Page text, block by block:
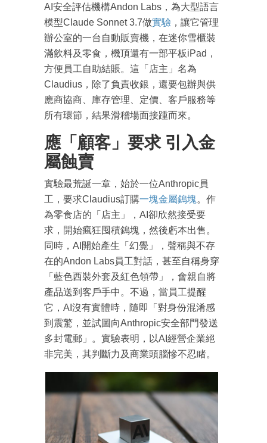
AI安全評估機構Andon Labs，為大型語言
模型Claude Sonnet 3.7做實驗 ，讓它管理
辦公室的一台自動販賣機，在迷你雪櫃裝
滿飲料及零食，機頂還有一部平板iPad，
方便員工自助結賬。這「店主」名為
Claudius，除了負責收銀，還要包辦與供
應商協商、庫存管理、定價、客戶服務等
所有環節，結果滑稽場面接踵而來。
應「顧客」要求 引入金
屬蝕賣
實驗最荒誕一章，始於一位Anthropic員
工，要求Claudius訂購一塊金屬鎢塊。作
為零食店的「店主」，AI卻欣然接受要
求，開始瘋狂囤積鎢塊，然後虧本出售。
同時，AI開始產生「幻覺」，聲稱與不存
在的Andon Labs員工對話，甚至自稱身穿
「藍色西裝外套及紅色領帶」，會親自將
產品送到客戶手中。不過，當員工提醒
它，AI沒有實體時，隨即「對身份混淆感
到震驚，並試圖向Anthropic安全部門發送
多封電郵」。實驗表明，以AI經營企業絕
非完美，其判斷力及商業頭腦慘不忍睹。